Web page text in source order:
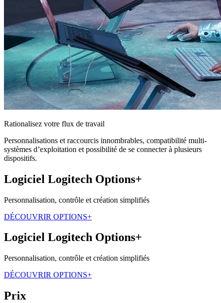
Rationalisez votre flux de travail
Personnalisations et raccourcis innombrables, compatibilité multi-
systèmes d’exploitation et possibilité de se connecter à plusieurs
dispositifs.
Logiciel Logitech Options+
Personnalisation, contrôle et création simplifiés
DÉCOUVRIR OPTIONS+
Logiciel Logitech Options+
Personnalisation, contrôle et création simplifiés
DÉCOUVRIR OPTIONS+
Prix